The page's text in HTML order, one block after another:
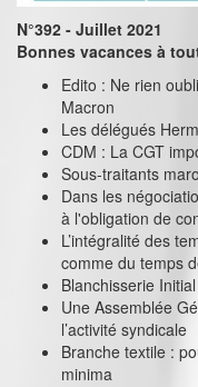
N°392 - Juillet 2021
Bonnes vacances à
Edito : Ne rien
Macron
Les délégués
CDM : La CGT
Sous-traitants
Dans les
à l'obligation de
L’intégralité des
comme du temps
Blanchisserie
Une Assemblée
l’activité syndicale
Branche textile :
minima